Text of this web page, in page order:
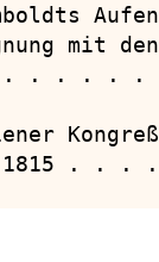
mit
. . . .
. . .